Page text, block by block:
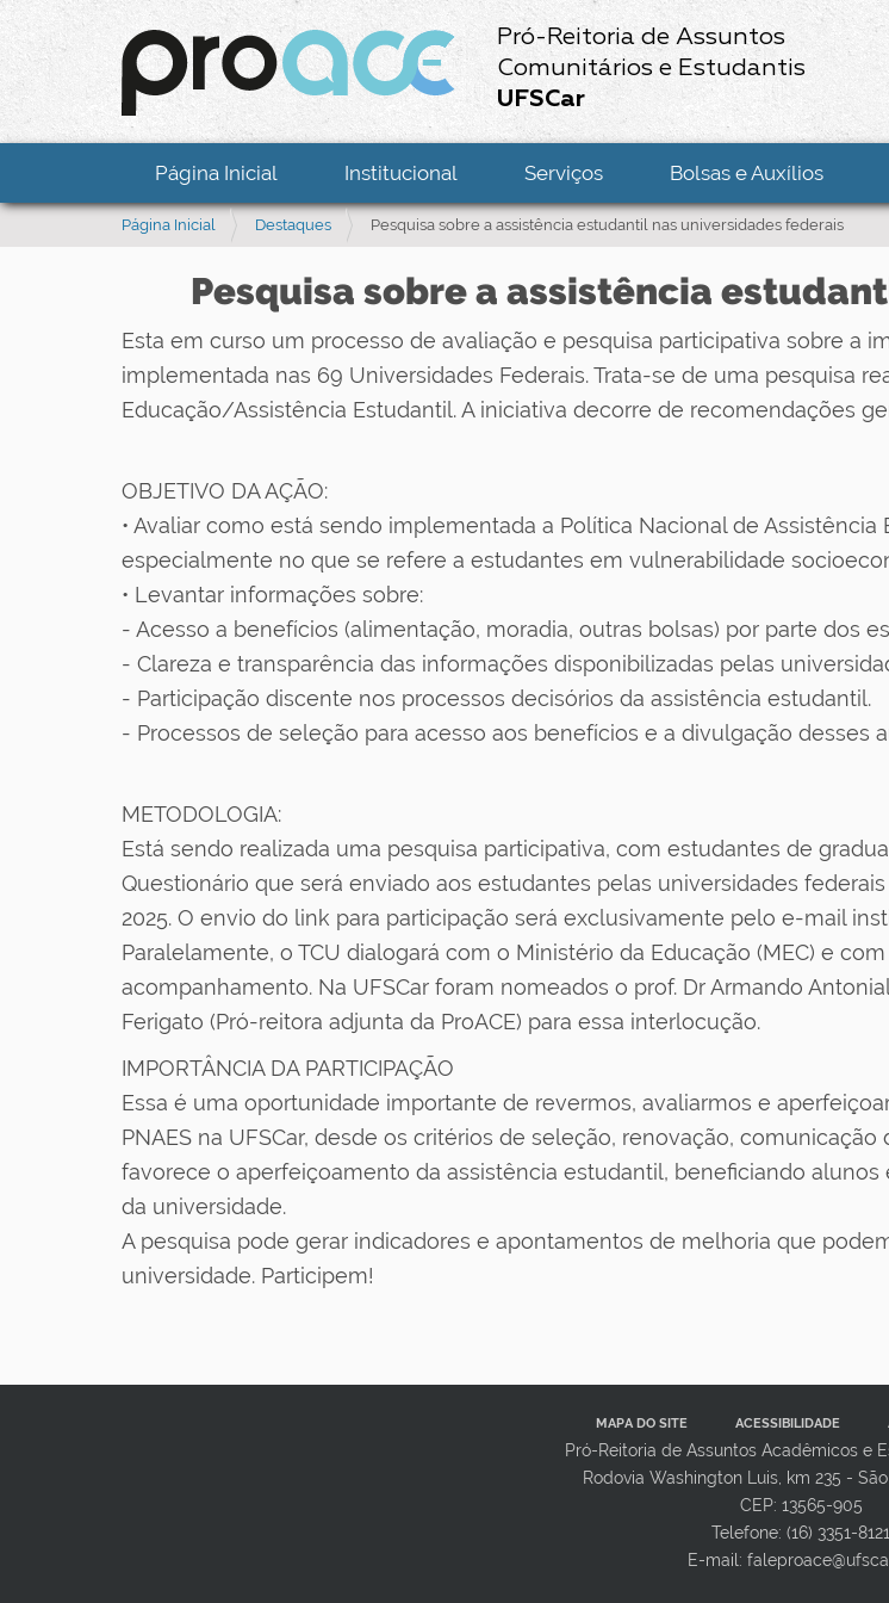
Pró-Reitoria de Assuntos
Comunitários e Estudantis
UFSCar
Página Inicial Institucional Serviços Bolsas e Auxílios
V
s
t
á
i
Página Inicial Destaques Pesquisa sobre a assistência estudantil nas universidades federais
Pesquisa sobre a assistência
Esta em curso um processo de avaliação e pesquisa participativa sobre a
implementada nas 69 Universidades Federais. Trata-se de uma pesquisa
Educação/Assistência Estudantil. A iniciativa decorre de recomendações
OBJETIVO DA AÇÃO:
• Avaliar como está sendo implementada a Política Nacional de
especialmente no que se refere a estudantes em vulnerabilidade
• Levantar informações sobre:
- Acesso a benefícios (alimentação, moradia, outras bolsas) por parte dos
- Clareza e transparência das informações disponibilizadas pelas
- Participação discente nos processos decisórios da assistência estudantil.
- Processos de seleção para acesso aos benefícios e a divulgação
METODOLOGIA:
Está sendo realizada uma pesquisa participativa, com estudantes de
Questionário que será enviado aos estudantes pelas universidades
2025. O envio do link para participação será exclusivamente pelo e-mail
Paralelamente, o TCU dialogará com o Ministério da Educação (MEC) e
acompanhamento. Na UFSCar foram nomeados o prof. Dr Armando
Ferigato (Pró-reitora adjunta da ProACE) para essa interlocução.
IMPORTÂNCIA DA PARTICIPAÇÃO
Essa é uma oportunidade importante de revermos, avaliarmos e
PNAES na UFSCar, desde os critérios de seleção, renovação,
favorece o aperfeiçoamento da assistência estudantil, beneficiando
da universidade.
A pesquisa pode gerar indicadores e apontamentos de melhoria que
universidade. Participem!
MAPA DO SITE ACESSIBILIDADE
Pró-Reitoria de Assuntos Acadêmicos e
Rodovia Washington Luis, km 235 -
CEP: 13565-905
Telefone: (16) 3351-8121
E-mail: